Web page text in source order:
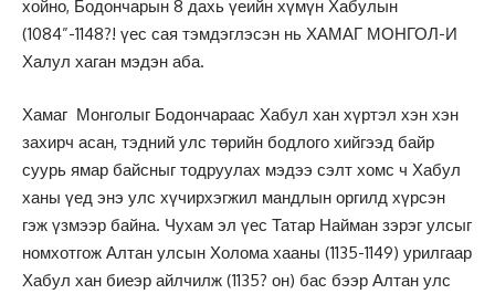
хойно, Бодончарын 8 дахь үеийн хүмүн Хабулын
(1084”-1148?! үес сая тэмдэглэсэн нь ХАМАГ МОНГОЛ-И
Халул хаган мэдэн аба.
Хамаг Монголыг Бодончараас Хабул хан хүртэл хэн хэн
захирч асан, тэдний улс төрийн бодлого хийгээд байр
суурь ямар байсныг тодруулах мэдээ сэлт хомс ч Хабул
ханы үед энэ улс хүчирхэгжил мандлын оргилд хүрсэн
гэж үзмээр байна. Чухам эл үес Татар Найман зэрэг улсыг
номхотгож Алтан улсын Холома хааны (1135-1149) урилгаар
Хабул хан биеэр айлчилж (1135? он) бас бээр Алтан улс